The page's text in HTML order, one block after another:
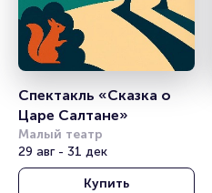
Спектакль «Сказка о
Царе Салтане»
Малый театр
29 авг - 31 дек
Купить